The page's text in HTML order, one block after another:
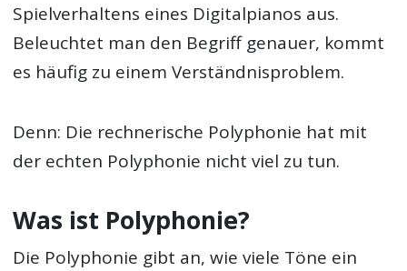
Spielverhaltens eines Digitalpianos aus.
Beleuchtet man den Begriff genauer, kommt
es häufig zu einem Verständnisproblem.
Denn: Die rechnerische Polyphonie hat mit
der echten Polyphonie nicht viel zu tun.
Was ist Polyphonie?
Die Polyphonie gibt an, wie viele Töne ein